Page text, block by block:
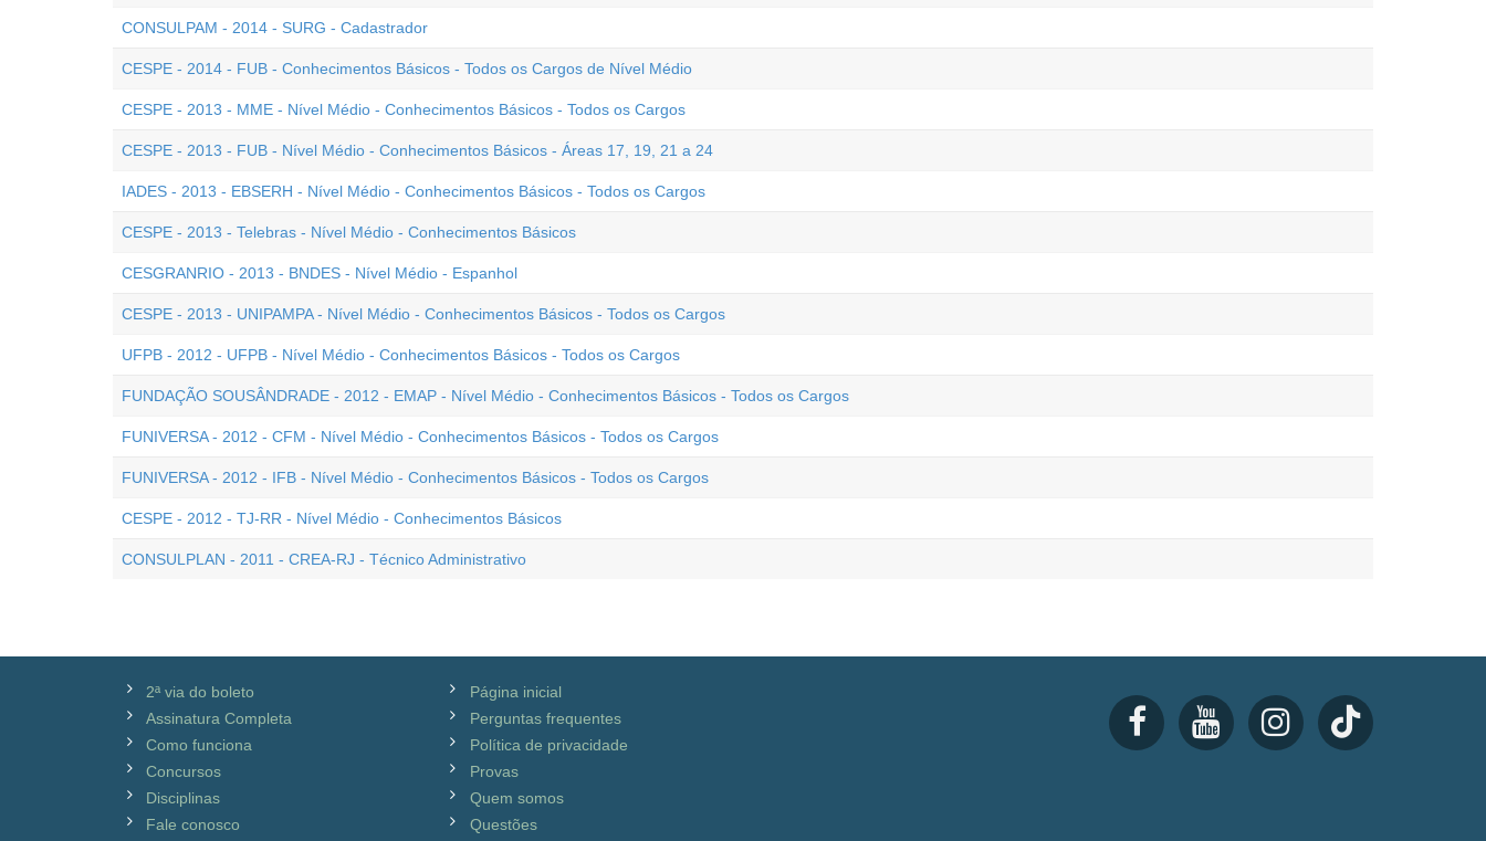
CONSULPAM - 2014 - SURG - Cadastrador
CESPE - 2014 - FUB - Conhecimentos Básicos - Todos os Cargos de Nível Médio
CESPE - 2013 - MME - Nível Médio - Conhecimentos Básicos - Todos os Cargos
CESPE - 2013 - FUB - Nível Médio - Conhecimentos Básicos - Áreas 17, 19, 21 a 24
IADES - 2013 - EBSERH - Nível Médio - Conhecimentos Básicos - Todos os Cargos
CESPE - 2013 - Telebras - Nível Médio - Conhecimentos Básicos
CESGRANRIO - 2013 - BNDES - Nível Médio - Espanhol
CESPE - 2013 - UNIPAMPA - Nível Médio - Conhecimentos Básicos - Todos os Cargos
UFPB - 2012 - UFPB - Nível Médio - Conhecimentos Básicos - Todos os Cargos
FUNDAÇÃO SOUSÂNDRADE - 2012 - EMAP - Nível Médio - Conhecimentos Básicos - Todos os Cargos
FUNIVERSA - 2012 - CFM - Nível Médio - Conhecimentos Básicos - Todos os Cargos
FUNIVERSA - 2012 - IFB - Nível Médio - Conhecimentos Básicos - Todos os Cargos
CESPE - 2012 - TJ-RR - Nível Médio - Conhecimentos Básicos
CONSULPLAN - 2011 - CREA-RJ - Técnico Administrativo
2ª via do boleto
Assinatura Completa
Como funciona
Concursos
Disciplinas
Fale conosco
Página inicial
Perguntas frequentes
Política de privacidade
Provas
Quem somos
Questões